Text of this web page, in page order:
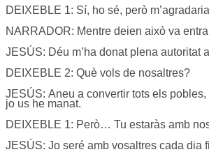
DEIXEBLE 1: Sí, ho sé, però
NARRADOR: Mentre deien això va
JESÚS: Déu m’ha donat plena autoritat
DEIXEBLE 2: Què vols de nosaltres?
JESÚS: Aneu a convertir tots els
jo us he manat.
DEIXEBLE 1: Però… Tu estaràs amb
JESÚS: Jo seré amb vosaltres cada dia